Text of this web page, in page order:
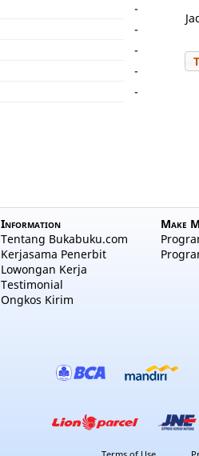
-
-
-
-
-
Information
Tentang Bukabuku.com
Kerjasama Penerbit
Lowongan Kerja
Testimonial
Ongkos Kirim
Make